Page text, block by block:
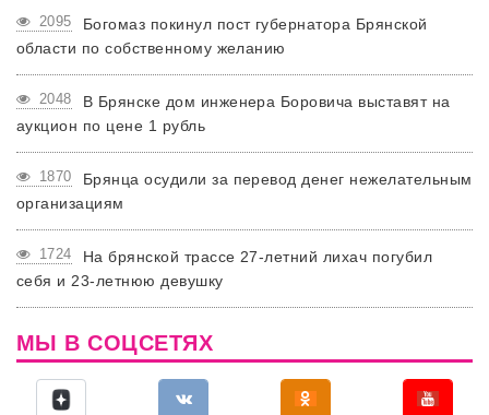
2095
Богомаз покинул пост губернатора Брянской
области по собственному желанию
2048
В Брянске дом инженера Боровича выставят на
аукцион по цене 1 рубль
1870
Брянца осудили за перевод денег нежелательным
организациям
1724
На брянской трассе 27-летний лихач погубил
себя и 23-летнюю девушку
МЫ В СОЦСЕТЯХ